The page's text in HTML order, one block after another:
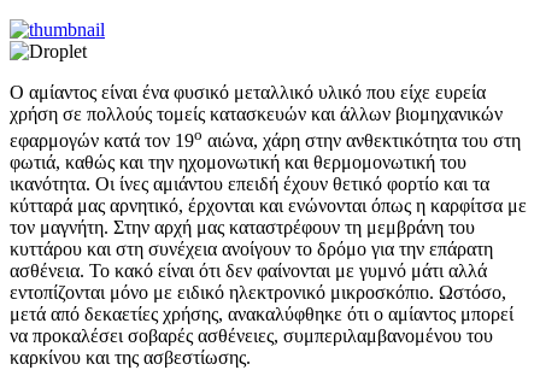
Ο αμίαντος είναι ένα φυσικό μεταλλικό υλικό που είχε ευρεία
χρήση σε πολλούς τομείς κατασκευών και άλλων βιομηχανικών
εφαρμογών κατά τον 19ο αιώνα, χάρη στην ανθεκτικότητα του στη
φωτιά, καθώς και την ηχομονωτική και θερμομονωτική του
ικανότητα. Οι ίνες αμιάντου επειδή έχουν θετικό φορτίο και τα
κύτταρά μας αρνητικό, έρχονται και ενώνονται όπως η καρφίτσα με
τον μαγνήτη. Στην αρχή μας καταστρέφουν τη μεμβράνη του
κυττάρου και στη συνέχεια ανοίγουν το δρόμο για την επάρατη
ασθένεια. Το κακό είναι ότι δεν φαίνονται με γυμνό μάτι αλλά
εντοπίζονται μόνο με ειδικό ηλεκτρονικό μικροσκόπιο. Ωστόσο,
μετά από δεκαετίες χρήσης, ανακαλύφθηκε ότι ο αμίαντος μπορεί
να προκαλέσει σοβαρές ασθένειες, συμπεριλαμβανομένου του
καρκίνου και της ασβεστίωσης.